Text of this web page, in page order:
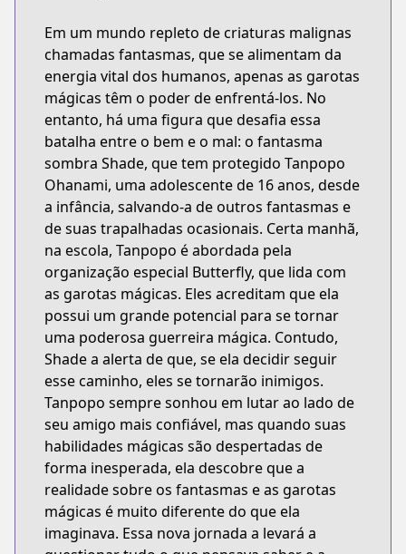
Em um mundo repleto de criaturas malignas
chamadas fantasmas, que se alimentam da
energia vital dos humanos, apenas as garotas
mágicas têm o poder de enfrentá-los. No
entanto, há uma figura que desafia essa
batalha entre o bem e o mal: o fantasma
sombra Shade, que tem protegido Tanpopo
Ohanami, uma adolescente de 16 anos, desde
a infância, salvando-a de outros fantasmas e
de suas trapalhadas ocasionais. Certa manhã,
na escola, Tanpopo é abordada pela
organização especial Butterfly, que lida com
as garotas mágicas. Eles acreditam que ela
possui um grande potencial para se tornar
uma poderosa guerreira mágica. Contudo,
Shade a alerta de que, se ela decidir seguir
esse caminho, eles se tornarão inimigos.
Tanpopo sempre sonhou em lutar ao lado de
seu amigo mais confiável, mas quando suas
habilidades mágicas são despertadas de
forma inesperada, ela descobre que a
realidade sobre os fantasmas e as garotas
mágicas é muito diferente do que ela
imaginava. Essa nova jornada a levará a